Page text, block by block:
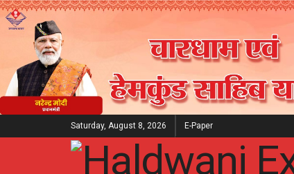
Saturday, August 8, 2026 E-Paper